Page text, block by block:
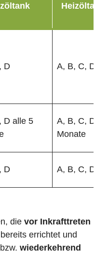
Heizöltank
D A, B, C, D
D alle 5
A, B, C, D
Monate
D A, B, C, D
die vor Inkrafttreten
errichtet und
wiederkehrend